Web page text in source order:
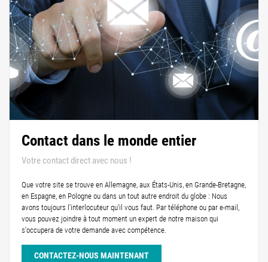
Contact dans le monde entier
Votre contact direct avec nous !
Que votre site se trouve en Allemagne, aux États-Unis, en Grande-Bretagne,
en Espagne, en Pologne ou dans un tout autre endroit du globe : Nous
avons toujours l'interlocuteur qu'il vous faut. Par téléphone ou par e-mail,
vous pouvez joindre à tout moment un expert de notre maison qui
s'occupera de votre demande avec compétence.
CONTACTEZ-NOUS MAINTENANT